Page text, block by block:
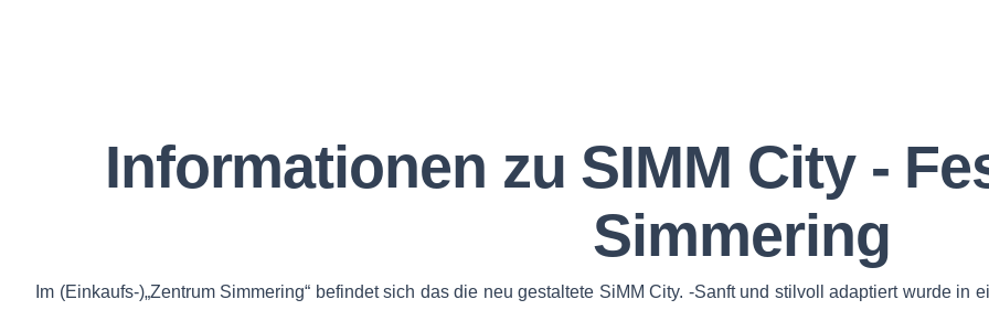
Informationen zu SIMM City -
Simmering
Im (Einkaufs-)„Zentrum Simmering“ befindet sich das die neu gestaltete SiMM City. -Sanft und stilvoll adaptiert wurde in